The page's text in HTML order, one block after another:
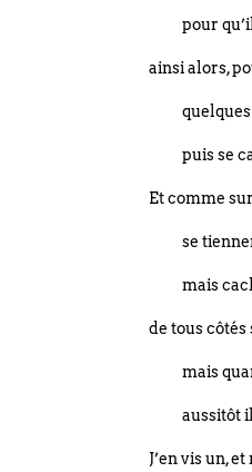
pour
ainsi alors,
puis se
Et comme
se
mais
de tous
mais
aussitôt
J’en vis un,